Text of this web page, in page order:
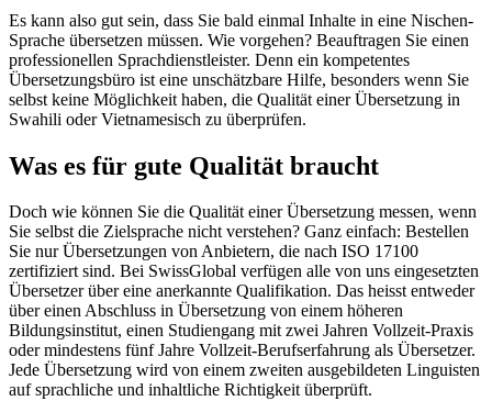
Es kann also gut sein, dass Sie bald einmal Inhalte in eine Nischen-
Sprache übersetzen müssen. Wie vorgehen? Beauftragen Sie einen
professionellen Sprachdienstleister. Denn ein kompetentes
Übersetzungsbüro ist eine unschätzbare Hilfe, besonders wenn Sie
selbst keine Möglichkeit haben, die Qualität einer Übersetzung in
Swahili oder Vietnamesisch zu überprüfen.
Was es für gute Qualität braucht
Doch wie können Sie die Qualität einer Übersetzung messen, wenn
Sie selbst die Zielsprache nicht verstehen? Ganz einfach: Bestellen
Sie nur Übersetzungen von Anbietern, die nach ISO 17100
zertifiziert sind. Bei SwissGlobal verfügen alle von uns eingesetzten
Übersetzer über eine anerkannte Qualifikation. Das heisst entweder
über einen Abschluss in Übersetzung von einem höheren
Bildungsinstitut, einen Studiengang mit zwei Jahren Vollzeit-Praxis
oder mindestens fünf Jahre Vollzeit-Berufserfahrung als Übersetzer.
Jede Übersetzung wird von einem zweiten ausgebildeten Linguisten
auf sprachliche und inhaltliche Richtigkeit überprüft.